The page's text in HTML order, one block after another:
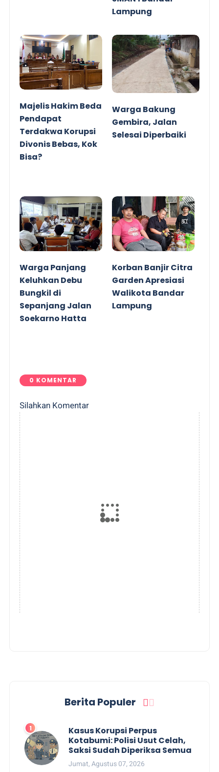
Lampung
Majelis Hakim Beda
Pendapat
Terdakwa Korupsi
Divonis Bebas, Kok
Bisa?
Warga Bakung
Gembira, Jalan
Selesai Diperbaiki
Warga Panjang
Keluhkan Debu
Bungkil di
Sepanjang Jalan
Soekarno Hatta
Korban Banjir Citra
Garden Apresiasi
Walikota Bandar
Lampung
0 KOMENTAR
Silahkan Komentar
Berita Populer
Kasus Korupsi Perpus
Kotabumi: Polisi Usut Celah,
Saksi Sudah Diperiksa Semua
Jumat, Agustus 07, 2026